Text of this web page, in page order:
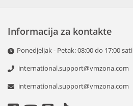
Informacija za kontakte
Ponedjeljak - Petak: 08:00 do 17:00 sati
international.support@vmzona.com
international.support@vmzona.com